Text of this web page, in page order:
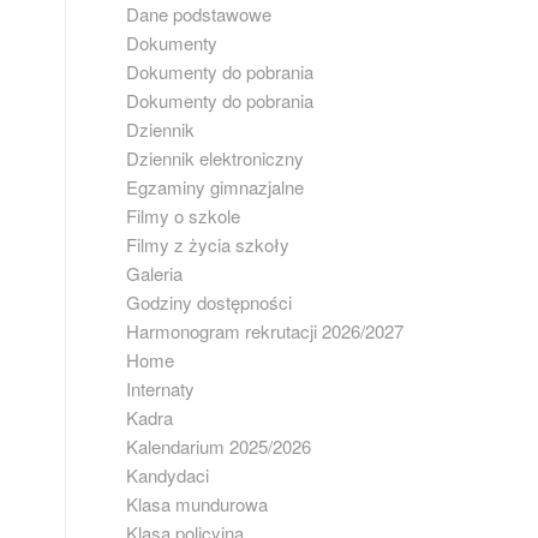
Dane podstawowe
Dokumenty
Dokumenty do pobrania
Dokumenty do pobrania
Dziennik
Dziennik elektroniczny
Egzaminy gimnazjalne
Filmy o szkole
Filmy z życia szkoły
Galeria
Godziny dostępności
Harmonogram rekrutacji 2026/2027
Home
Internaty
Kadra
Kalendarium 2025/2026
Kandydaci
Klasa mundurowa
Klasa policyjna